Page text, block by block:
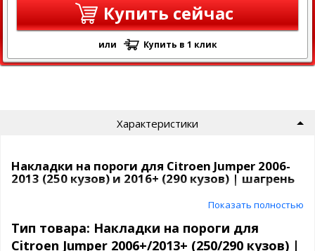
Купить сейчас
или Купить в 1 клик
Характеристики
Накладки на пороги для Citroen Jumper 2006-
2013 (250 кузов) и 2016+ (290 кузов) | шагрень
Поверхность: шагрень
Покрытие: нет
Показать полностью
Тип товара: Накладки на пороги для
Citroen Jumper 2006+/2013+ (250/290 кузов) |